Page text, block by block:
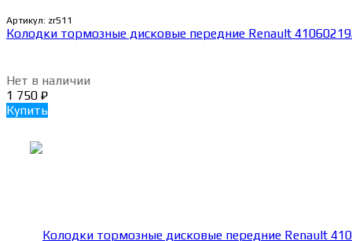
Артикул: zr511
Колодки тормозные дисковые передние Renault
Нет в наличии
1 750 ₽
Купить